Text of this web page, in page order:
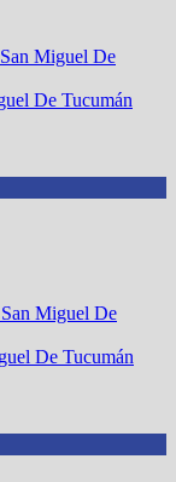
De Tucumán
De Tucumán